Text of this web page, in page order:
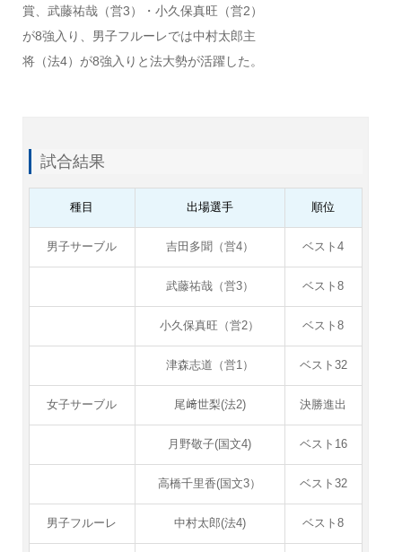
賞、武藤祐哉（営3）・小久保真旺（営2）
が8強入り、男子フルーレでは中村太郎主
将（法4）が8強入りと法大勢が活躍した。
試合結果
種目 出場選手 順位
男子サーブル 吉田多聞（営4） ベスト4
武藤祐哉（営3） ベスト8
小久保真旺（営2） ベスト8
津森志道（営1） ベスト32
女子サーブル 尾﨑世梨(法2) 決勝進出
月野敬子(国文4) ベスト16
高橋千里香(国文3） ベスト32
男子フルーレ 中村太郎(法4) ベスト8